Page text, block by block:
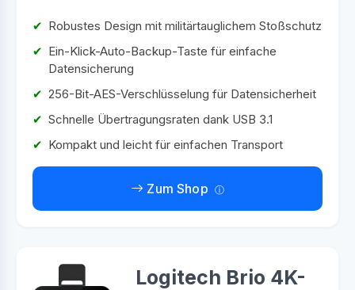
Robustes Design mit militärtauglichem Stoßschutz
Ein-Klick-Auto-Backup-Taste für einfache
Datensicherung
256-Bit-AES-Verschlüsselung für Datensicherheit
Schnelle Übertragungsraten dank USB 3.1
Kompakt und leicht für einfachen Transport
Zum Shop
Logitech Brio 4K-